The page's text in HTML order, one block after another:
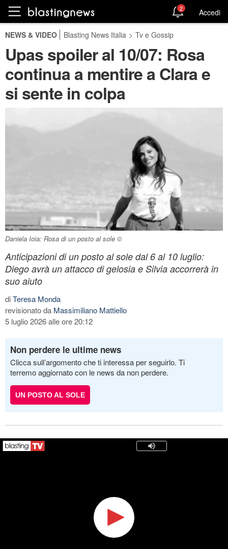
2 Accedi
NEWS & VIDEO Blasting News Italia > Tv e Gossip
Upas spoiler al 10/07: Rosa
continua a mentire a Clara e
si sente in colpa
Daniela Ioia: Rosa di un posto al sole ©
Anticipazioni di un posto al sole dal 6 al 10 luglio:
Diego avrà un attacco di gelosia e Silvia accorrerà in
suo aiuto
diTeresa Monda
revisionato da Massimiliano Mattiello
5 luglio 2026 alle ore 20:12
Non perdere le ultime news
Clicca sull’argomento che ti interessa per seguirlo. Ti
terremo aggiornato con le news da non perdere.
UN POSTO AL SOLE